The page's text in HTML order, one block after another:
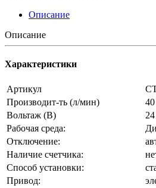
Описание
Описание
Характеристики
Артикул
Производит-ть (л/мин)
40
Вольтаж (В)
24
Рабочая среда:
Отключение:
Наличие счетчика:
Способ установки:
Привод: